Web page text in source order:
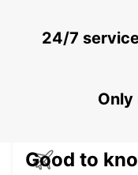
HAMBURG
24/7
Only
Good to